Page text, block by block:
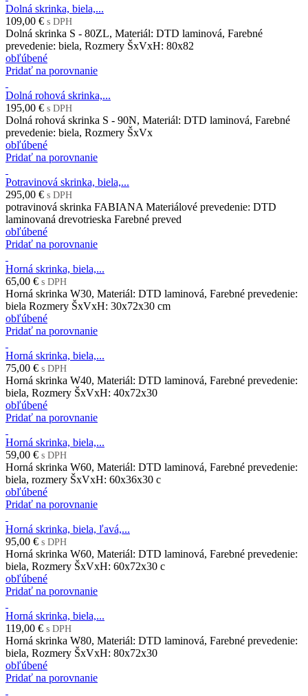
Dolná skrinka, biela,...
109,00 € s DPH
Dolná skrinka S - 80ZL, Materiál: DTD laminová, Farebné
prevedenie: biela, Rozmery ŠxVxH: 80x82
obľúbené
Pridať na porovnanie
Dolná rohová skrinka,...
195,00 € s DPH
Dolná rohová skrinka S - 90N, Materiál: DTD laminová, Farebné
prevedenie: biela, Rozmery ŠxVx
obľúbené
Pridať na porovnanie
Potravinová skrinka, biela,...
295,00 € s DPH
potravinová skrinka FABIANA Materiálové prevedenie: DTD
laminovaná drevotrieska Farebné preved
obľúbené
Pridať na porovnanie
Horná skrinka, biela,...
65,00 € s DPH
Horná skrinka W30, Materiál: DTD laminová, Farebné prevedenie:
biela Rozmery ŠxVxH: 30x72x30 cm
obľúbené
Pridať na porovnanie
Horná skrinka, biela,...
75,00 € s DPH
Horná skrinka W40, Materiál: DTD laminová, Farebné prevedenie:
biela, Rozmery ŠxVxH: 40x72x30
obľúbené
Pridať na porovnanie
Horná skrinka, biela,...
59,00 € s DPH
Horná skrinka W60, Materiál: DTD laminová, Farebné prevedenie:
biela, rozmery ŠxVxH: 60x36x30 c
obľúbené
Pridať na porovnanie
Horná skrinka, biela, ľavá,...
95,00 € s DPH
Horná skrinka W60, Materiál: DTD laminová, Farebné prevedenie:
biela, Rozmery ŠxVxH: 60x72x30 c
obľúbené
Pridať na porovnanie
Horná skrinka, biela,...
119,00 € s DPH
Horná skrinka W80, Materiál: DTD laminová, Farebné prevedenie:
biela, Rozmery ŠxVxH: 80x72x30
obľúbené
Pridať na porovnanie